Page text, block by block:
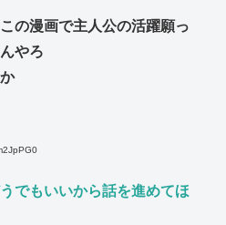
の漫画で主人公の活躍願っ
やろ
でもいいから話を進めてほ